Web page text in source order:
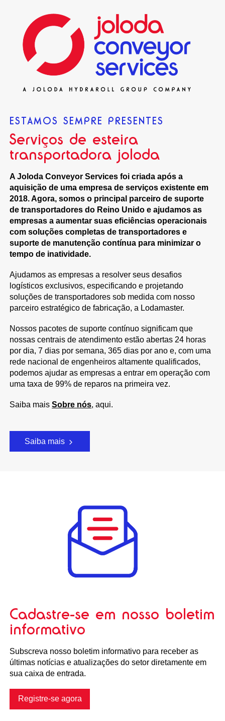
ESTAMOS SEMPRE PRESENTES
Serviços de esteira
transportadora joloda
A Joloda Conveyor Services foi criada após a
aquisição de uma empresa de serviços existente em
2018. Agora, somos o principal parceiro de suporte
de transportadores do Reino Unido e ajudamos as
empresas a aumentar suas eficiências operacionais
com soluções completas de transportadores e
suporte de manutenção contínua para minimizar o
tempo de inatividade.
Ajudamos as empresas a resolver seus desafios
logísticos exclusivos, especificando e projetando
soluções de transportadores sob medida com nosso
parceiro estratégico de fabricação, a Lodamaster.
Nossos pacotes de suporte contínuo significam que
nossas centrais de atendimento estão abertas 24 horas
por dia, 7 dias por semana, 365 dias por ano e, com uma
rede nacional de engenheiros altamente qualificados,
podemos ajudar as empresas a entrar em operação com
uma taxa de 99% de reparos na primeira vez.
Saiba maisSobre nós, aqui.
Saiba mais
Cadastre-se em nosso boletim
informativo
Subscreva nosso boletim informativo para receber as
últimas notícias e atualizações do setor diretamente em
sua caixa de entrada.
Registre-se agora